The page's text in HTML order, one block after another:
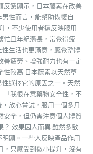
反饋顯示，日本藤素在改善
性而言，能幫助恢復自
，不少使用者還反映服用
忙且年紀漸長，常覺得疲
生活也更滿意，感覺整體
善疲勞、增強耐力也有一定
性較高 日本藤素以天然草
選擇它的原因之一。天然
「我很在意藥物安全性，不
放心嘗試，服用一個多月
安全，但仍需注意個人體質
？ 效果因人而異 雖然多數
顯。一些人反映產品作用
，只感受到微小提升，沒有